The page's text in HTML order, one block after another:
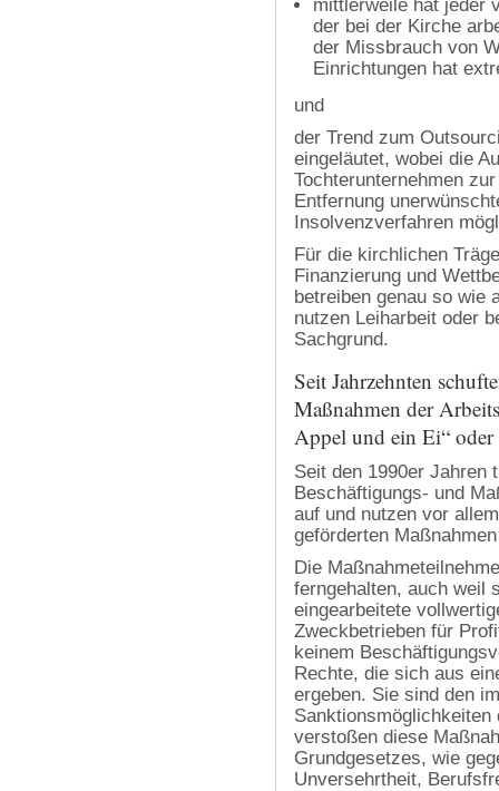
mittlerweile hat jeder
der bei der Kirche
der Missbrauch von
Einrichtungen hat
und
der Trend zum
eingeläutet, wobei die
Tochterunternehmen
Entfernung
Insolvenzverfahren
Für die kirchlichen
Finanzierung und
betreiben genau so wie
nutzen Leiharbeit oder
Sachgrund.
Seit Jahrzehnten
Maßnahmen der
Appel und ein Ei“
Seit den 1990er Jahren
Beschäftigungs- und
auf und nutzen vor
geförderten
Die
ferngehalten, auch weil
eingearbeitete
Zweckbetrieben für
keinem
Rechte, die sich aus
ergeben. Sie sind den
verstoßen diese
Grundgesetzes, wie
Unversehrtheit,